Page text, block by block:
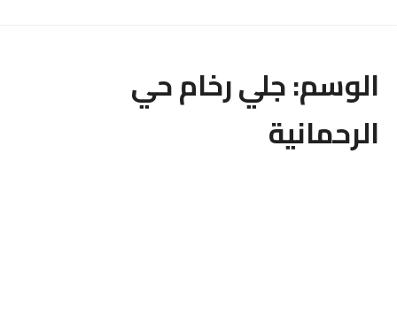
الوسم:جلي رخام حي
الرحمانية